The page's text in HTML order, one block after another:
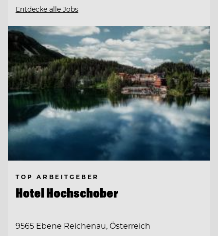
Entdecke alle Jobs
TOP ARBEITGEBER
Hotel Hochschober
9565 Ebene Reichenau, Österreich